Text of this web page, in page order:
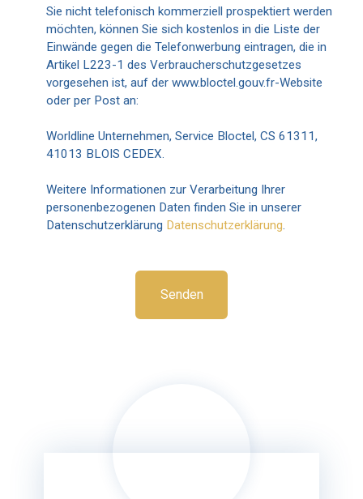
Sie nicht telefonisch kommerziell prospektiert werden
möchten, können Sie sich kostenlos in die Liste der
Einwände gegen die Telefonwerbung eintragen, die in
Artikel L223-1 des Verbraucherschutzgesetzes
vorgesehen ist, auf der www.bloctel.gouv.fr-Website
oder per Post an:
Worldline Unternehmen, Service Bloctel, CS 61311,
41013 BLOIS CEDEX.
Weitere Informationen zur Verarbeitung Ihrer
personenbezogenen Daten finden Sie in unserer
Datenschutzerklärung Datenschutzerklärung.
Senden